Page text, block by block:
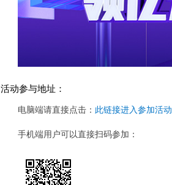
活动参与地址：
电脑端请直接点击： 此链接进入参加活动
手机端用户可以直接扫码参加：